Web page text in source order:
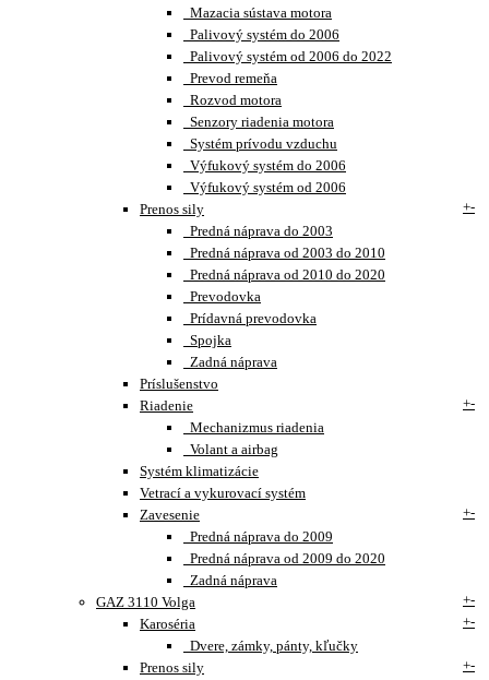
Mazacia sústava motora
Palivový systém do 2006
Palivový systém od 2006 do 2022
Prevod remeňa
Rozvod motora
Senzory riadenia motora
Systém prívodu vzduchu
Výfukový systém do 2006
Výfukový systém od 2006
Prenos sily
+-
Predná náprava do 2003
Predná náprava od 2003 do 2010
Predná náprava od 2010 do 2020
Prevodovka
Prídavná prevodovka
Spojka
Zadná náprava
Príslušenstvo
Riadenie
+-
Mechanizmus riadenia
Volant a airbag
Systém klimatizácie
Vetrací a vykurovací systém
Zavesenie
+-
Predná náprava do 2009
Predná náprava od 2009 do 2020
Zadná náprava
GAZ 3110 Volga
+-
Karoséria
+-
Dvere, zámky, pánty, kľučky
Prenos sily
+-